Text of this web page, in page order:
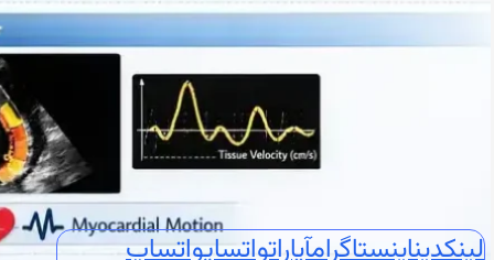
🩺دکتر محبوبه شیخ
🏥درباره کلینیک
📃سوابق علمی و اجرایی
🥇افتخارات و تقدیرنامه‌ها
لینکدیناینستاگرامآپاراتواتساپواتساپ